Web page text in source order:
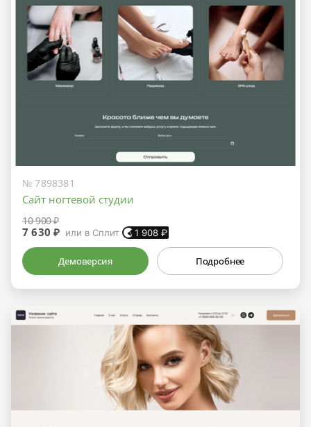
№ 7898381
Сайт ногтевой студии
10 900 ₽
7 630 ₽ или в Сплит 1 908 ₽
Демоверсия Подробнее